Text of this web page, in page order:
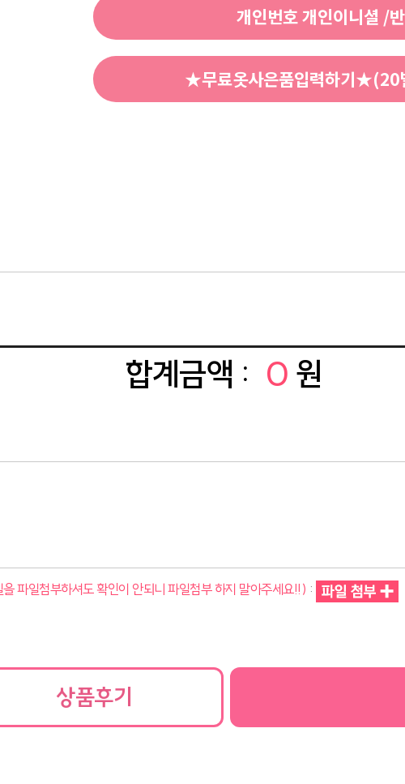
개인번호 개인이니셜 /
★무료옷사은품입력하기★(20
합계금액 : 0 원
파일첨부하셔도 확인이 안되니 파일첨부 하지 말아주세요!!) :
상품후기